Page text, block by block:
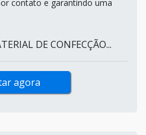
contato e garantindo uma
DE CONFECÇÃO...
agora